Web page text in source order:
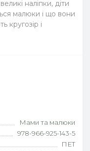
наліпки, діти
малюки і що вони
і
Мами та малюки
978-966-925-143-5
ПЕТ